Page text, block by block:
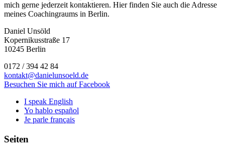
mich gerne jederzeit kontaktieren. Hier finden Sie auch die Adresse
meines Coachingraums in Berlin.
Daniel Unsöld
Kopernikusstraße 17
10245 Berlin
0172 / 394 42 84
kontakt@danielunsoeld.de
Besuchen Sie mich auf Facebook
I speak English
Yo hablo español
Je parle français
Seiten